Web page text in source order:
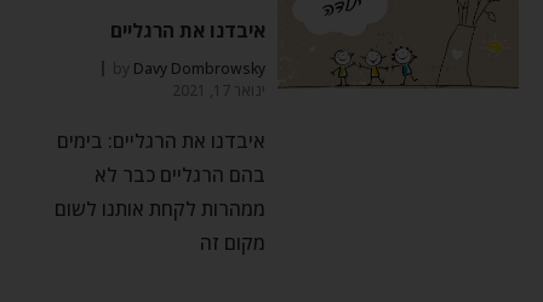
איבדנו את הרגליים
by Davy Dombrowsky
ינואר 17, 2021
איבדנו את הרגליים: בימים
בהם הרגליים כבר לא
ממהרות לקחת אותנו לשום
מקום זה